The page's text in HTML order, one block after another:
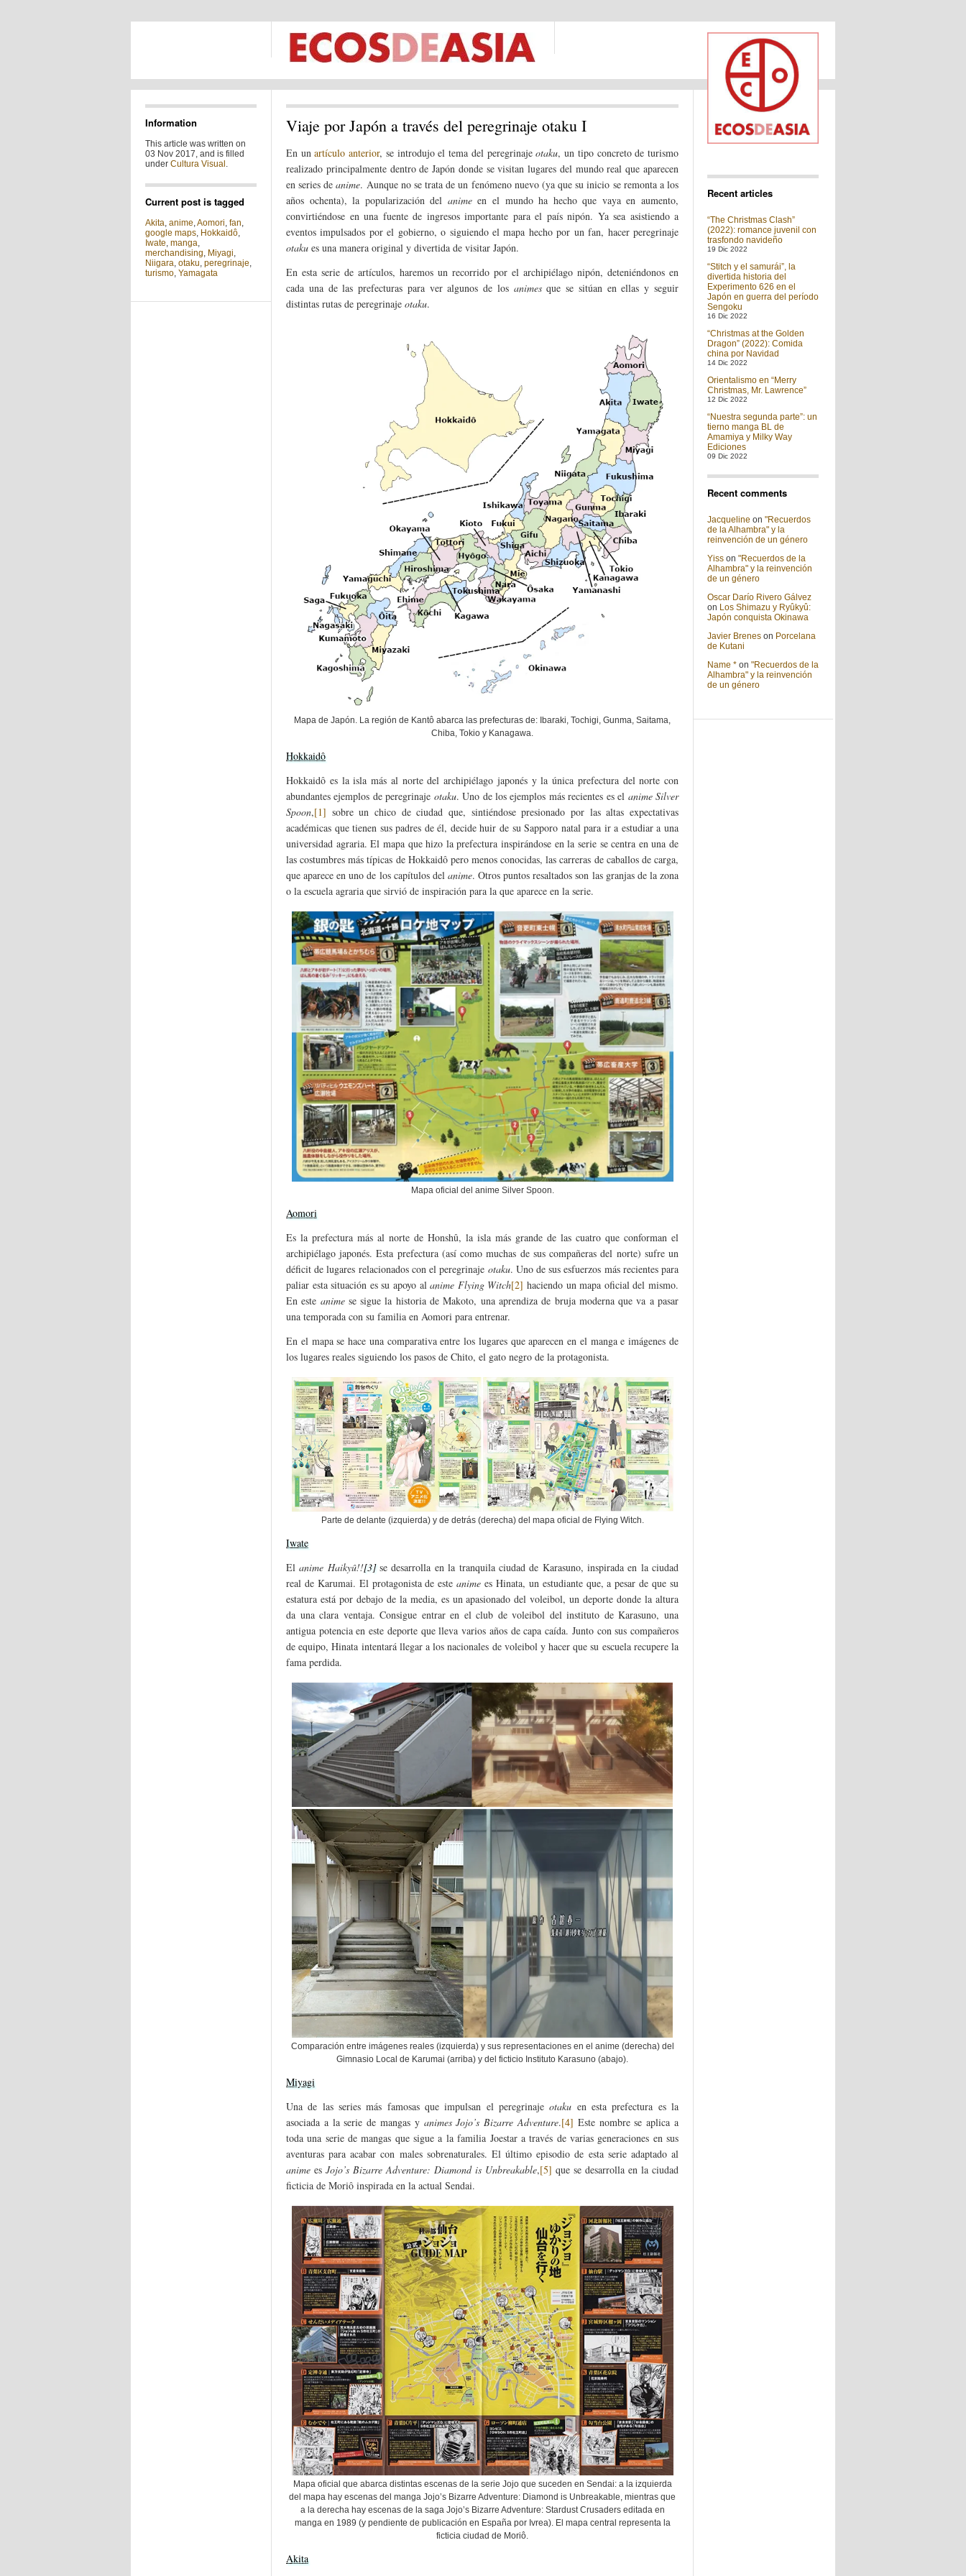
Information
This article was written on
03 Nov 2017, and is filled
under Cultura Visual .
Current post is tagged
Akita, anime,Aomori, fan,
google maps, Hokkaidô,
Iwate, manga,
merchandising, Miyagi,
Niigara, otaku, peregrinaje,
turismo, Yamagata
Viaje por Japón a través del peregrinaje otaku I
En unartículo anterior, se introdujo el tema del peregrinajeotaku, un tipo concreto de turismo
realizado principalmente dentro de Japón donde se visitan lugares del mundo real que aparecen
en series deanime. Aunque no se trata de un fenómeno nuevo (ya que su inicio se remonta a los
años ochenta), la popularización del animeen el mundo ha hecho que vaya en aumento,
convirtiéndose en una fuente de ingresos importante para el país nipón. Ya sea asistiendo a
eventos impulsados por el gobierno, o siguiendo el mapa hecho por un fan, hacer peregrinaje
otaku es una manera original y divertida de visitar Japón.
En esta serie de artículos, haremos un recorrido por el archipiélago nipón, deteniéndonos en
cada una de las prefecturas para ver algunos de los animesque se sitúan en ellas y seguir
distintas rutas de peregrinaje otaku.
Mapa de Japón. La región de Kantô abarca las prefecturas de: Ibaraki, Tochigi, Gunma, Saitama,
Chiba, Tokio y Kanagawa.
Hokkaidô
Hokkaidô es la isla más al norte del archipiélago japonés y la única prefectura del norte con
abundantes ejemplos de peregrinaje otaku. Uno de los ejemplos más recientes es el anime Silver
Spoon,[1] sobre un chico de ciudad que, sintiéndose presionado por las altas expectativas
académicas que tienen sus padres de él, decide huir de su Sapporo natal para ir a estudiar a una
universidad agraria. El mapa que hizo la prefectura inspirándose en la serie se centra en una de
las costumbres más típicas de Hokkaidô pero menos conocidas, las carreras de caballos de carga,
que aparece en uno de los capítulos del anime. Otros puntos resaltados son las granjas de la zona
o la escuela agraria que sirvió de inspiración para la que aparece en la serie.
Mapa oficial del anime Silver Spoon.
Aomori
Es la prefectura más al norte de Honshû, la isla más grande de las cuatro que conforman el
archipiélago japonés. Esta prefectura (así como muchas de sus compañeras del norte) sufre un
déficit de lugares relacionados con el peregrinaje otaku. Uno de sus esfuerzos más recientes para
paliar esta situación es su apoyo alanime Flying Witch[2] haciendo un mapa oficial del mismo.
En este animese sigue la historia de Makoto, una aprendiza de bruja moderna que va a pasar
una temporada con su familia en Aomori para entrenar.
En el mapa se hace una comparativa entre los lugares que aparecen en el manga e imágenes de
los lugares reales siguiendo los pasos de Chito, el gato negro de la protagonista.
Parte de delante (izquierda) y de detrás (derecha) del mapa oficial de Flying Witch.
Iwate
Elanime Haikyû!![3]se desarrolla en la tranquila ciudad de Karasuno, inspirada en la ciudad
real de Karumai. El protagonista de esteanime es Hinata, un estudiante que, a pesar de que su
estatura está por debajo de la media, es un apasionado del voleibol, un deporte donde la altura
da una clara ventaja. Consigue entrar en el club de voleibol del instituto de Karasuno, una
antigua potencia en este deporte que lleva varios años de capa caída. Junto con sus compañeros
de equipo, Hinata intentará llegar a los nacionales de voleibol y hacer que su escuela recupere la
fama perdida.
Comparación entre imágenes reales (izquierda) y sus representaciones en el anime (derecha) del
Gimnasio Local de Karumai (arriba) y del ficticio Instituto Karasuno (abajo).
Miyagi
Una de las series más famosas que impulsan el peregrinajeotaku en esta prefectura es la
asociada a la serie de mangas y animes Jojo’s Bizarre Adventure.[4] Este nombre se aplica a
toda una serie de mangas que sigue a la familia Joestar a través de varias generaciones en sus
aventuras para acabar con males sobrenaturales. El último episodio de esta serie adaptado al
anime es Jojo’s Bizarre Adventure: Diamond is Unbreakable,[5] que se desarrolla en la ciudad
ficticia de Moriô inspirada en la actual Sendai.
Mapa oficial que abarca distintas escenas de la serie Jojo que suceden en Sendai: a la izquierda
del mapa hay escenas del manga Jojo’s Bizarre Adventure: Diamond is Unbreakable, mientras que
a la derecha hay escenas de la saga Jojo’s Bizarre Adventure: Stardust Crusaders editada en
manga en 1989 (y pendiente de publicación en España por Ivrea). El mapa central representa la
ficticia ciudad de Moriô.
Akita
Recent articles
“The Christmas Clash”
(2022): romance juvenil con
trasfondo navideño
19 Dic 2022
“Stitch y el samurái”, la
divertida historia del
Experimento 626 en el
Japón en guerra del período
Sengoku
16 Dic 2022
“Christmas at the Golden
Dragon” (2022): Comida
china por Navidad
14 Dic 2022
Orientalismo en “Merry
Christmas, Mr. Lawrence”
12 Dic 2022
“Nuestra segunda parte”: un
tierno manga BL de
Amamiya y Milky Way
Ediciones
09 Dic 2022
Recent comments
Jacqueline on "Recuerdos
de la Alhambra" y la
reinvención de un género
Yiss on "Recuerdos de la
Alhambra" y la reinvención
de un género
Oscar Darío Rivero Gálvez
on Los Shimazu y Ryûkyû:
Japón conquista Okinawa
Javier Brenes on Porcelana
de Kutani
Name * on "Recuerdos de la
Alhambra" y la reinvención
de un género